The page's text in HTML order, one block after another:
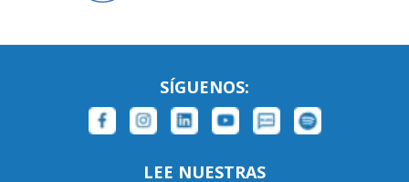
SÍGUENOS:
LEE NUESTRAS